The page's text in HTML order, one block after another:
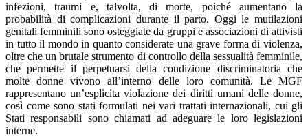
infezioni, traumi e, talvolta, di morte, poiché aumentano la
probabilità di complicazioni durante il parto. Oggi le mutilazioni
genitali femminili sono osteggiate da gruppi e associazioni di attivisti
in tutto il mondo in quanto considerate una grave forma di violenza,
oltre che un brutale strumento di controllo della sessualità femminile,
che permette il perpetuarsi della condizione discriminatoria che
molte donne vivono all’interno delle loro comunità. Le MGF
rappresentano un’esplicita violazione dei diritti umani delle donne,
così come sono stati formulati nei vari trattati internazionali, cui gli
Stati responsabili sono chiamati ad adeguare le loro legislazioni
interne.